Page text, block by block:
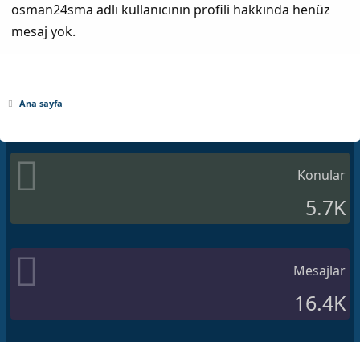
osman24sma adlı kullanıcının profili hakkında henüz
mesaj yok.
Ana sayfa
Konular
5.7K
Mesajlar
16.4K